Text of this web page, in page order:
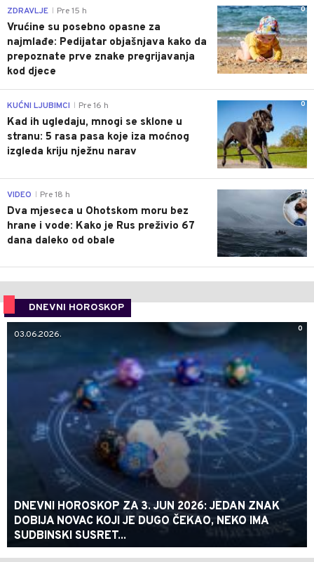
0
ZDRAVLJE Pre 15 h
Vrućine su posebno opasne za
najmlađe: Pedijatar objašnjava kako da
prepoznate prve znake pregrijavanja
kod djece
0
KUĆNI LJUBIMCI Pre 16 h
Kad ih ugledaju, mnogi se sklone u
stranu: 5 rasa pasa koje iza moćnog
izgleda kriju nježnu narav
0
VIDEO Pre 18 h
Dva mjeseca u Ohotskom moru bez
hrane i vode: Kako je Rus preživio 67
dana daleko od obale
DNEVNI HOROSKOP
0
03.06.2026.
DNEVNI HOROSKOP ZA 3. JUN 2026: JEDAN ZNAK
DOBIJA NOVAC KOJI JE DUGO ČEKAO, NEKO IMA
SUDBINSKI SUSRET...